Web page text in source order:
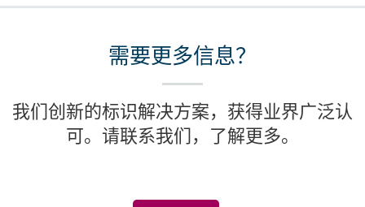
需要更多信息？
我们创新的标识解决方案，获得业界广泛认
可。请联系我们，了解更多。